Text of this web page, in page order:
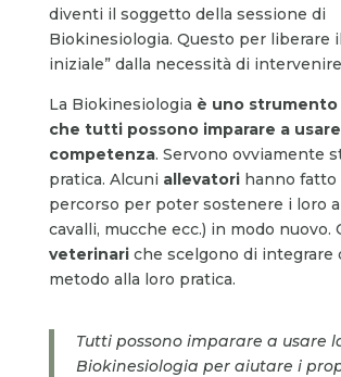
diventi il soggetto della sessione di
Biokinesiologia. Questo per liberare
iniziale” dalla necessità di
La Biokinesiologia è uno
che tutti possono imparare a
competenza. Servono ovviamente
pratica. Alcuni allevatorihanno fatto
percorso per poter sostenere i loro
cavalli, mucche ecc.) in modo nuovo.
veterinariche scelgono di integrare
metodo alla loro pratica.
Tutti possono imparare a usare
Biokinesiologia per aiutare i